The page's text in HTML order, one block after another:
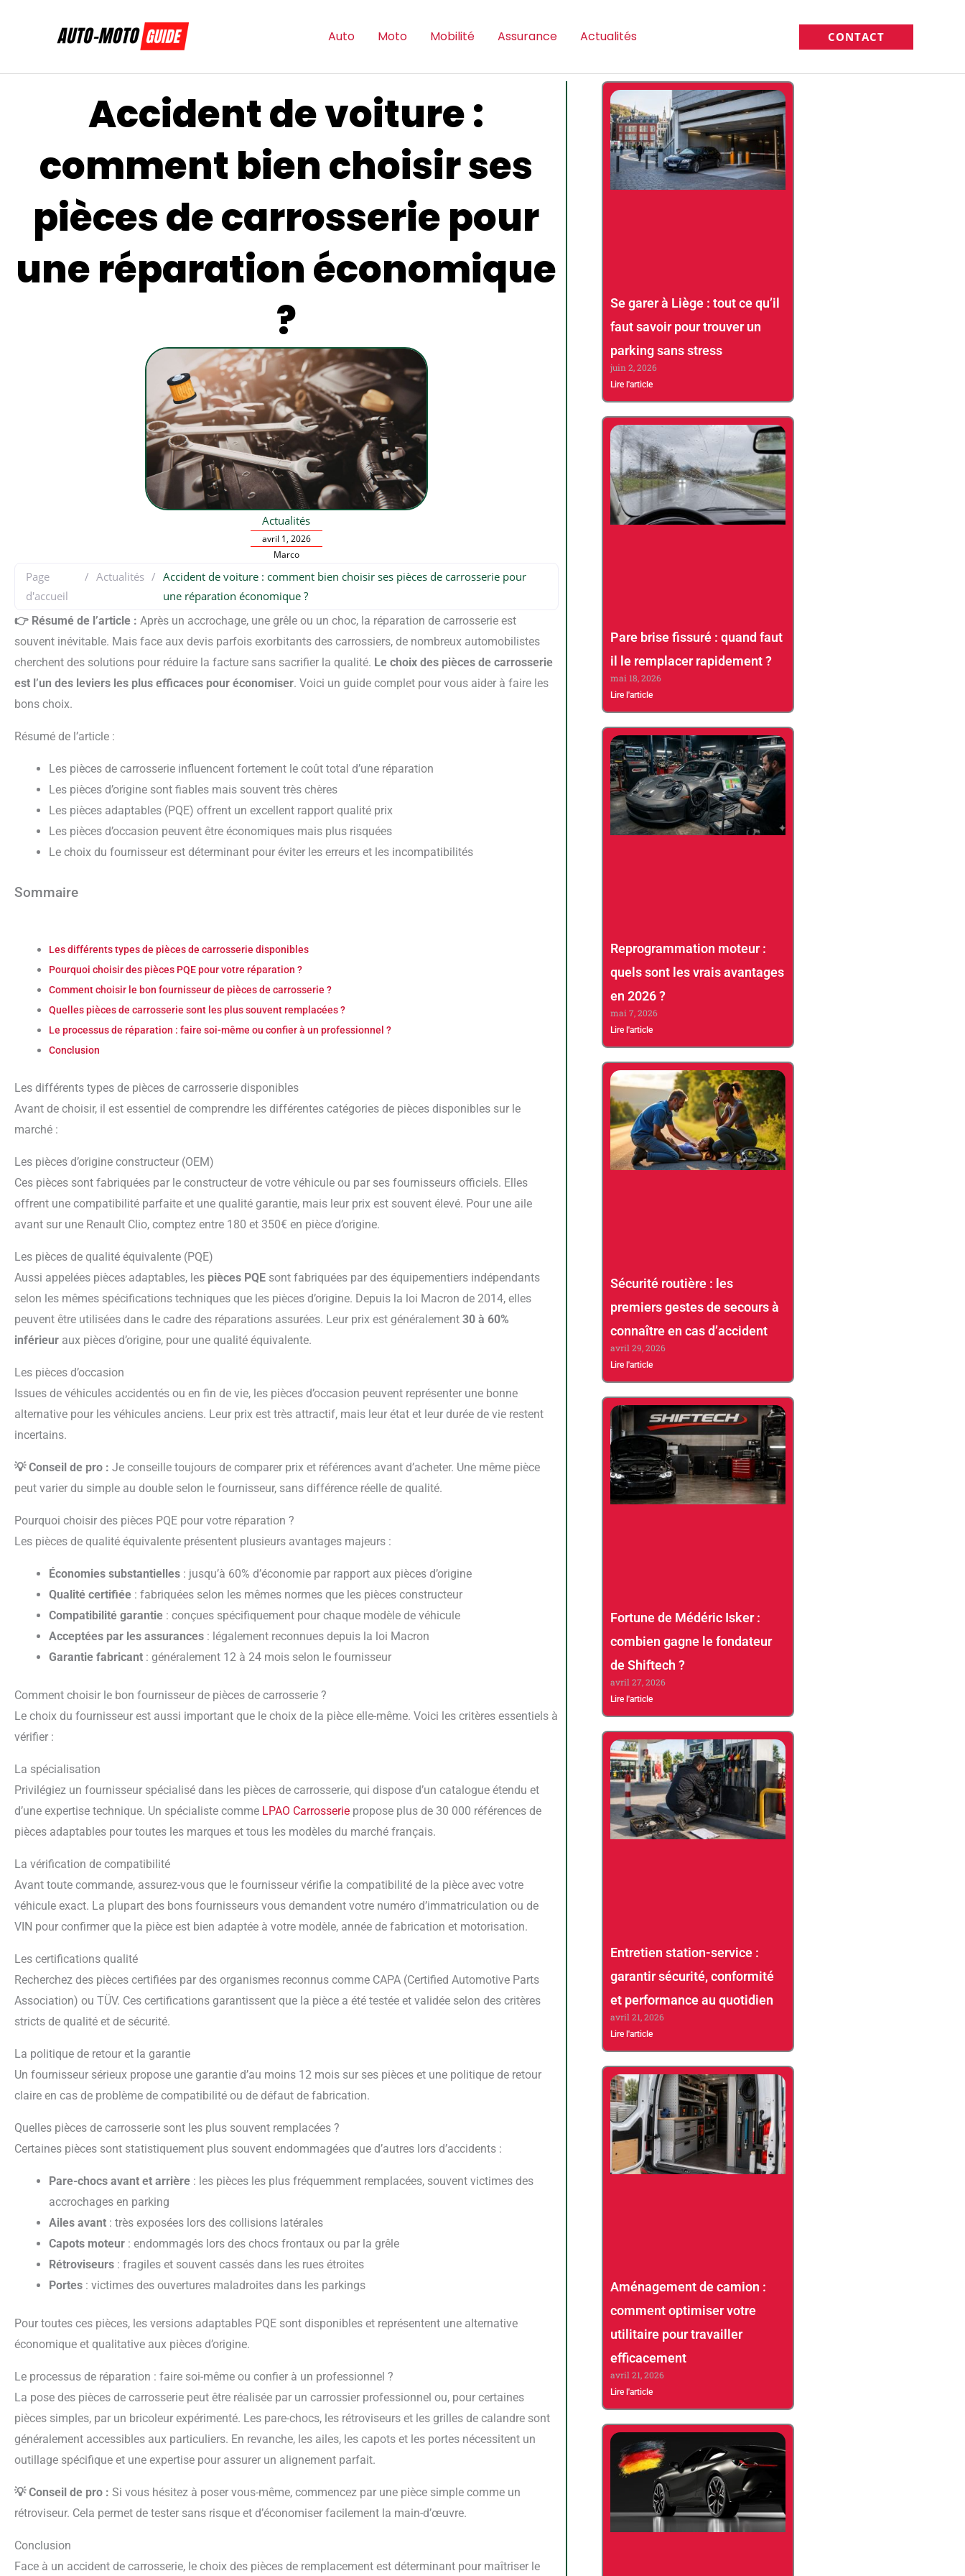
Auto Moto Mobilité Assurance Actualités CONTACT
Se garer à Liège : tout ce qu’il
faut savoir pour trouver un
parking sans stress
juin 2, 2026
Lire l'article
Pare brise fissuré : quand faut
il le remplacer rapidement ?
mai 18, 2026
Lire l'article
Reprogrammation moteur :
quels sont les vrais avantages
en 2026 ?
mai 7, 2026
Lire l'article
Sécurité routière : les
premiers gestes de secours à
connaître en cas d’accident
avril 29, 2026
Lire l'article
Fortune de Médéric Isker :
combien gagne le fondateur
de Shiftech ?
avril 27, 2026
Lire l'article
Entretien station-service :
garantir sécurité, conformité
et performance au quotidien
avril 21, 2026
Lire l'article
Aménagement de camion :
comment optimiser votre
utilitaire pour travailler
efficacement
avril 21, 2026
Lire l'article
Accident de voiture :
comment bien choisir ses
pièces de carrosserie pour
une réparation économique
?
Actualités
avril 1, 2026
Marco
Page
d'accueil
/ Actualités / Accident de voiture : comment bien choisir ses pièces de carrosserie pour
une réparation économique ?
👉 Résumé de l’article : Après un accrochage, une grêle ou un choc, la réparation de carrosserie est
souvent inévitable. Mais face aux devis parfois exorbitants des carrossiers, de nombreux automobilistes
cherchent des solutions pour réduire la facture sans sacrifier la qualité. Le choix des pièces de carrosserie
est l’un des leviers les plus efficaces pour économiser. Voici un guide complet pour vous aider à faire les
bons choix.
Résumé de l’article :
Les pièces de carrosserie influencent fortement le coût total d’une réparation
Les pièces d’origine sont fiables mais souvent très chères
Les pièces adaptables (PQE) offrent un excellent rapport qualité prix
Les pièces d’occasion peuvent être économiques mais plus risquées
Le choix du fournisseur est déterminant pour éviter les erreurs et les incompatibilités
Sommaire
Les différents types de pièces de carrosserie disponibles
Pourquoi choisir des pièces PQE pour votre réparation ?
Comment choisir le bon fournisseur de pièces de carrosserie ?
Quelles pièces de carrosserie sont les plus souvent remplacées ?
Le processus de réparation : faire soi-même ou confier à un professionnel ?
Conclusion
Les différents types de pièces de carrosserie disponibles
Avant de choisir, il est essentiel de comprendre les différentes catégories de pièces disponibles sur le
marché :
Les pièces d’origine constructeur (OEM)
Ces pièces sont fabriquées par le constructeur de votre véhicule ou par ses fournisseurs officiels. Elles
offrent une compatibilité parfaite et une qualité garantie, mais leur prix est souvent élevé. Pour une aile
avant sur une Renault Clio, comptez entre 180 et 350€ en pièce d’origine.
Les pièces de qualité équivalente (PQE)
Aussi appelées pièces adaptables, les pièces PQE sont fabriquées par des équipementiers indépendants
selon les mêmes spécifications techniques que les pièces d’origine. Depuis la loi Macron de 2014, elles
peuvent être utilisées dans le cadre des réparations assurées. Leur prix est généralement 30 à 60%
inférieur aux pièces d’origine, pour une qualité équivalente.
Les pièces d’occasion
Issues de véhicules accidentés ou en fin de vie, les pièces d’occasion peuvent représenter une bonne
alternative pour les véhicules anciens. Leur prix est très attractif, mais leur état et leur durée de vie restent
incertains.
💡 Conseil de pro : Je conseille toujours de comparer prix et références avant d’acheter. Une même pièce
peut varier du simple au double selon le fournisseur, sans différence réelle de qualité.
Pourquoi choisir des pièces PQE pour votre réparation ?
Les pièces de qualité équivalente présentent plusieurs avantages majeurs :
Économies substantielles : jusqu’à 60% d’économie par rapport aux pièces d’origine
Qualité certifiée : fabriquées selon les mêmes normes que les pièces constructeur
Compatibilité garantie : conçues spécifiquement pour chaque modèle de véhicule
Acceptées par les assurances : légalement reconnues depuis la loi Macron
Garantie fabricant : généralement 12 à 24 mois selon le fournisseur
Comment choisir le bon fournisseur de pièces de carrosserie ?
Le choix du fournisseur est aussi important que le choix de la pièce elle-même. Voici les critères essentiels à
vérifier :
La spécialisation
Privilégiez un fournisseur spécialisé dans les pièces de carrosserie, qui dispose d’un catalogue étendu et
d’une expertise technique. Un spécialiste comme LPAO Carrosserie propose plus de 30 000 références de
pièces adaptables pour toutes les marques et tous les modèles du marché français.
La vérification de compatibilité
Avant toute commande, assurez-vous que le fournisseur vérifie la compatibilité de la pièce avec votre
véhicule exact. La plupart des bons fournisseurs vous demandent votre numéro d’immatriculation ou de
VIN pour confirmer que la pièce est bien adaptée à votre modèle, année de fabrication et motorisation.
Les certifications qualité
Recherchez des pièces certifiées par des organismes reconnus comme CAPA (Certified Automotive Parts
Association) ou TÜV. Ces certifications garantissent que la pièce a été testée et validée selon des critères
stricts de qualité et de sécurité.
La politique de retour et la garantie
Un fournisseur sérieux propose une garantie d’au moins 12 mois sur ses pièces et une politique de retour
claire en cas de problème de compatibilité ou de défaut de fabrication.
Quelles pièces de carrosserie sont les plus souvent remplacées ?
Certaines pièces sont statistiquement plus souvent endommagées que d’autres lors d’accidents :
Pare-chocs avant et arrière : les pièces les plus fréquemment remplacées, souvent victimes des
accrochages en parking
Ailes avant : très exposées lors des collisions latérales
Capots moteur : endommagés lors des chocs frontaux ou par la grêle
Rétroviseurs : fragiles et souvent cassés dans les rues étroites
Portes : victimes des ouvertures maladroites dans les parkings
Pour toutes ces pièces, les versions adaptables PQE sont disponibles et représentent une alternative
économique et qualitative aux pièces d’origine.
Le processus de réparation : faire soi-même ou confier à un professionnel ?
La pose des pièces de carrosserie peut être réalisée par un carrossier professionnel ou, pour certaines
pièces simples, par un bricoleur expérimenté. Les pare-chocs, les rétroviseurs et les grilles de calandre sont
généralement accessibles aux particuliers. En revanche, les ailes, les capots et les portes nécessitent un
outillage spécifique et une expertise pour assurer un alignement parfait.
💡 Conseil de pro : Si vous hésitez à poser vous-même, commencez par une pièce simple comme un
rétroviseur. Cela permet de tester sans risque et d’économiser facilement la main-d’œuvre.
Conclusion
Face à un accident de carrosserie, le choix des pièces de remplacement est déterminant pour maîtriser le